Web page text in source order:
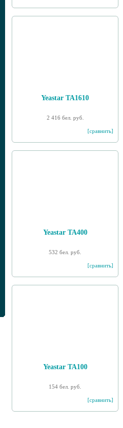
Yeastar TA1610
2 416 бел. руб.
[сравнить]
Yeastar TA400
532 бел. руб.
[сравнить]
Yeastar TA100
154 бел. руб.
[сравнить]